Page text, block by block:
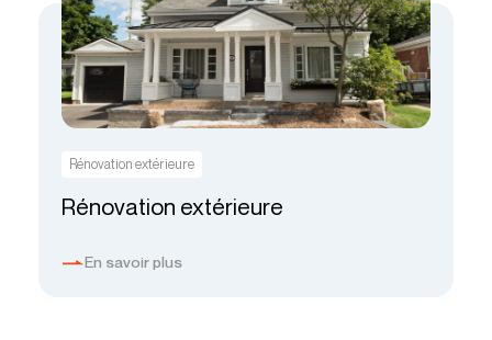
Rénovation extérieure
Rénovation extérieure
En savoir plus